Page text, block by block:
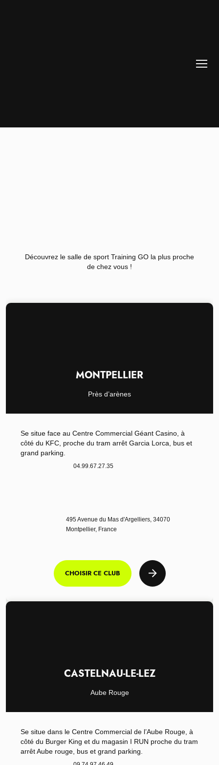
Découvrez le salle de sport Training GO la plus proche
de chez vous !
MONTPELLIER
Près d’arènes
Se situe face au Centre Commercial Géant Casino, à
côté du KFC, proche du tram arrêt Garcia Lorca, bus et
grand parking.
04.99.67.27.35
495 Avenue du Mas d'Argelliers, 34070
Montpellier, France
CHOISIR CE CLUB
CASTELNAU-LE-LEZ
Aube Rouge
Se situe dans le Centre Commercial de l’Aube Rouge, à
côté du Burger King et du magasin I RUN proche du tram
arrêt Aube rouge, bus et grand parking.